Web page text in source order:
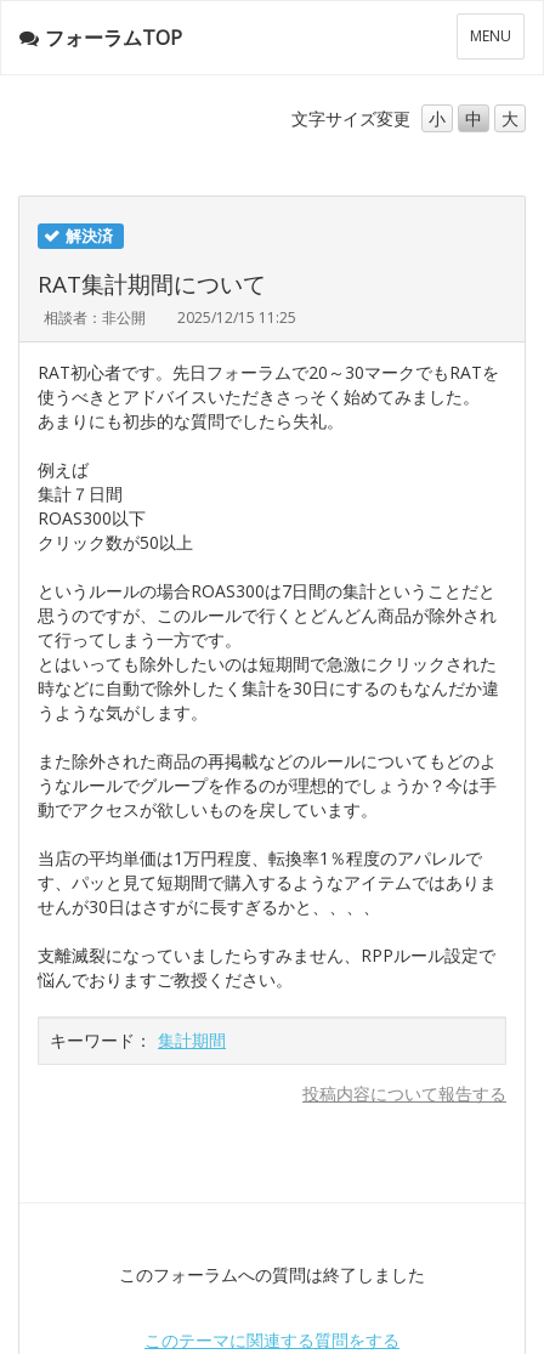
メ
ニ
ー
MENU
フォーラムTOP
文字サイズ変更 小 中 大
解決済
RAT集計期間について
相談者：非公開 2025/12/15 11:25
RAT初心者です。先日フォーラムで20～30マークでもRATを
使うべきとアドバイスいただきさっそく始めてみました。
あまりにも初歩的な質問でしたら失礼。
例えば
集計７日間
ROAS300以下
クリック数が50以上
というルールの場合ROAS300は7日間の集計ということだと
思うのですが、このルールで行くとどんどん商品が除外され
て行ってしまう一方です。
とはいっても除外したいのは短期間で急激にクリックされた
時などに自動で除外したく集計を30日にするのもなんだか違
うような気がします。
また除外された商品の再掲載などのルールについてもどのよ
うなルールでグループを作るのが理想的でしょうか？今は手
動でアクセスが欲しいものを戻しています。
当店の平均単価は1万円程度、転換率1％程度のアパレルで
す、パッと見て短期間で購入するようなアイテムではありま
せんが30日はさすがに長すぎるかと、、、、
支離滅裂になっていましたらすみません、RPPルール設定で
悩んでおりますご教授ください。
キーワード： 集計期間
投稿内容について報告する
このフォーラムへの質問は終了しました
このテーマに関連する質問をする